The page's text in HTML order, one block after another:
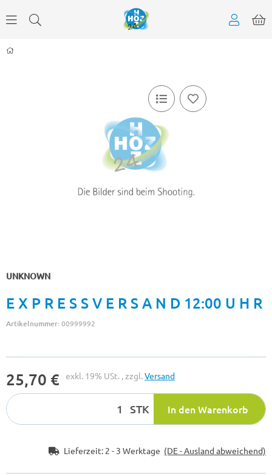
UNKNOWN
E X P R E S S V E R S A N D 12:00 U H R
Artikelnummer:00999992
25,70 € exkl. 19% USt. , zzgl.Versand
STK In den Warenkorb
Lieferzeit: 2 - 3 Werktage (DE - Ausland abweichend)